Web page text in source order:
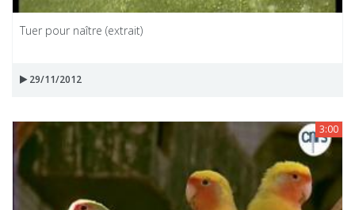
Tuer pour naître (extrait)
29/11/2012
3:00